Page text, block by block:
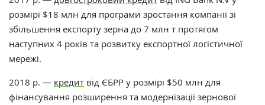
розмірі $18 млн для програми зростання компанії зі
збільшення експорту зерна до 7 млн ​​т протягом
наступних 4 років та розвитку експортної логістичної
мережі.
2018 р. — кредит від ЄБРР у ​​розмірі $50 млн для
фінансування розширення та модернізації зернової